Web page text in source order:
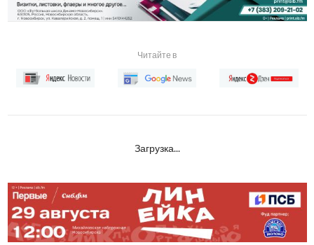
Читайте в
Загрузка...